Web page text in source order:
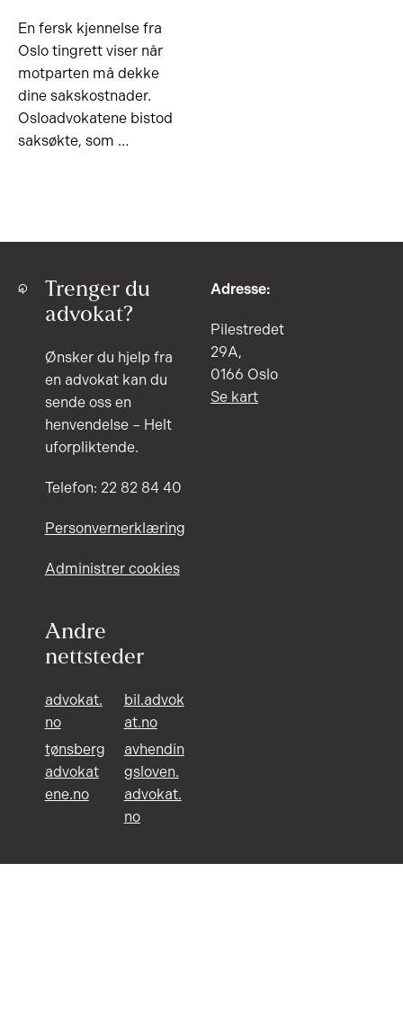
En fersk kjennelse fra
Oslo tingrett viser når
motparten må dekke
dine sakskostnader.
Osloadvokatene bistod
saksøkte, som …
Trenger du
advokat?
Ønsker du hjelp fra
en advokat kan du
sende oss en
henvendelse – Helt
uforpliktende.
Telefon: 22 82 84 40
Personvernerklæring
Administrer cookies
Andre
nettsteder
advokat.
no
bil.advok
at.no
tønsberg
advokat
ene.no
avhendin
gsloven.
advokat.
no
Adresse:
Pilestredet
29A,
0166 Oslo
Se kart